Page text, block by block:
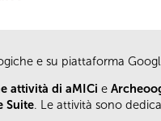
e su piattaforma
attività di aMICi e
Suite. Le attività sono